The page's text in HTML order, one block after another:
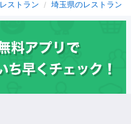
レストラン 埼玉県のレストラン